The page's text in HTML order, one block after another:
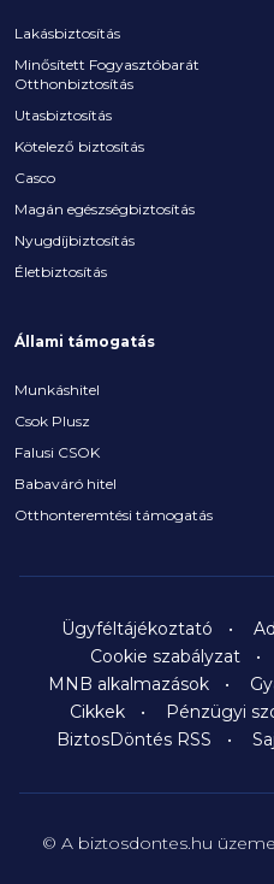
Lakásbiztosítás
Minősített Fogyasztóbarát
Otthonbiztosítás
Utasbiztosítás
Kötelező biztosítás
Casco
Magán egészségbiztosítás
Nyugdíjbiztosítás
Életbiztosítás
Állami támogatás
Munkáshitel
Csok Plusz
Falusi CSOK
Babaváró hitel
Otthonteremtési támogatás
Ügyféltájékoztató
Cookie szabályzat
MNB alkalmazások
Cikkek
Pénzügyi
BiztosDöntés RSS
© A biztosdontes.hu